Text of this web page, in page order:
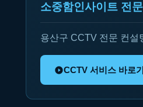
소중함인사이트 전
용산구 CCTV 전문 컨설
CCTV 서비스 바로